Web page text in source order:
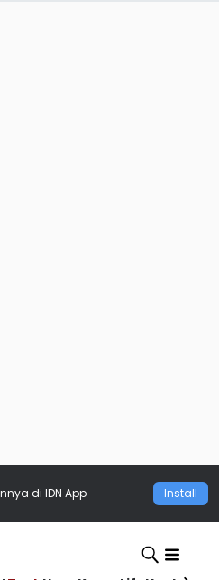
di IDN App Install